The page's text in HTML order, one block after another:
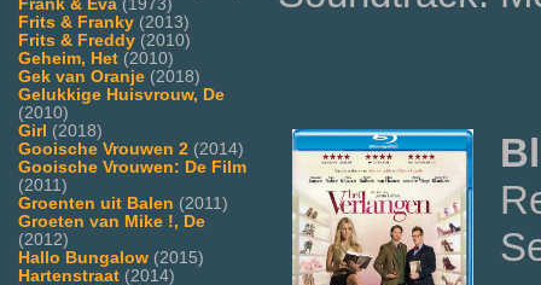
Frank & Eva (1973)
Frits & Franky (2013)
Frits & Freddy (2010)
Geheim, Het (2010)
Gek van Oranje (2018)
Gelukkige Huisvrouw, De
(2010)
Girl (2018)
Gooische Vrouwen 2 (2014)
Gooische Vrouwen: De Film
(2011)
Groenten uit Balen (2011)
Groeten van Mike !, De
(2012)
Hallo Bungalow (2015)
Hartenstraat (2014)